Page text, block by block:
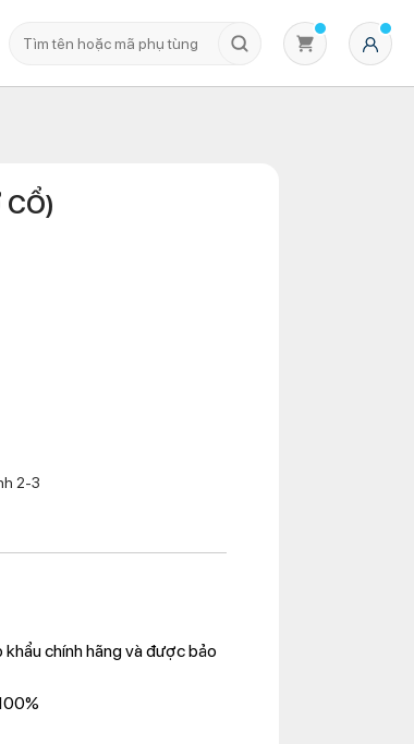
2-3
chính hãng và được bảo